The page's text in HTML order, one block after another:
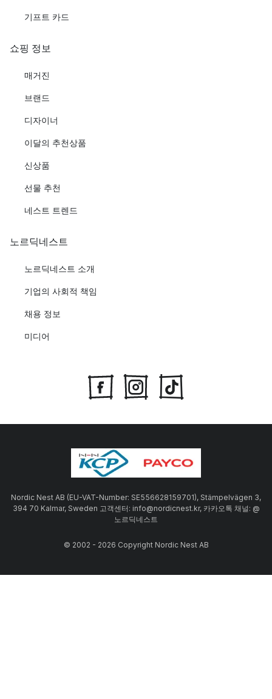
기프트 카드
쇼핑 정보
매거진
브랜드
디자이너
이달의 추천상품
신상품
선물 추천
네스트 트렌드
노르딕네스트
노르딕네스트 소개
기업의 사회적 책임
채용 정보
미디어
Nordic Nest AB (EU-VAT-Number: SE556628159701), Stämpelvägen 3,
394 70 Kalmar, Sweden 고객센터: info@nordicnest.kr, 카카오톡 채널: @
노르딕네스트
© 2002 - 2026 Copyright Nordic Nest AB